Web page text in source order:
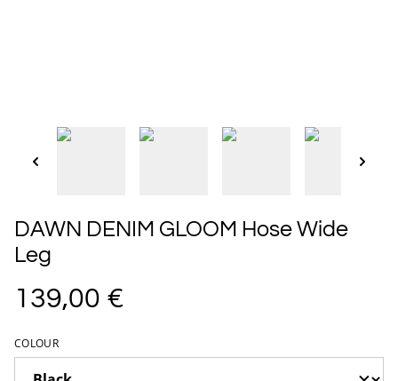
DAWN DENIM GLOOM Hose Wide
Leg
139,00 €
COLOUR